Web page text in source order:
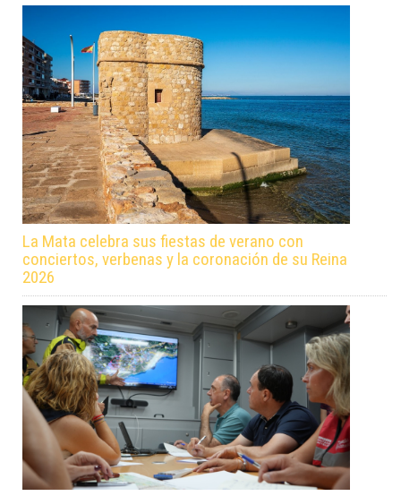
La Mata celebra sus fiestas de verano con
conciertos, verbenas y la coronación de su Reina
2026